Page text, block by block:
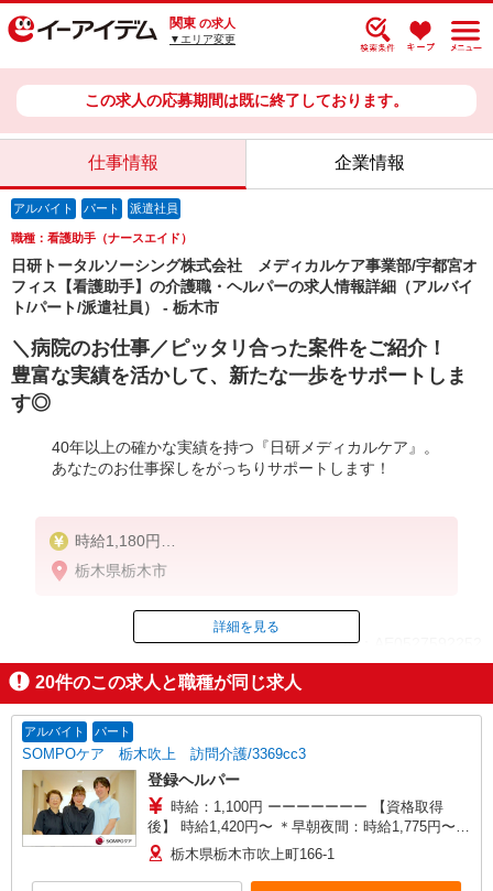
関東 の求人
▼エリア変更
この求人の応募期間は既に終了しております。
仕事情報 企業情報
アルバイト パート 派遣社員
職種：看護助手（ナースエイド）
日研トータルソーシング株式会社 メディカルケア事業部/宇都宮オ
フィス【看護助手】の介護職・ヘルパーの求人情報詳細（アルバイ
ト/パート/派遣社員） - 栃木市
＼病院のお仕事／ピッタリ合った案件をご紹介！
豊富な実績を活かして、新たな一歩をサポートしま
す◎
40年以上の確かな実績を持つ『日研メディカルケア』。
あなたのお仕事探しをがっちりサポートします！
時給1,180円
★週払いOK（規定あり）
栃木県栃木市
ID：AE0527592252
掲載期間終了
詳細を見る
20件のこの求人と職種が同じ求人
アルバイト パート
SOMPOケア 栃木吹上 訪問介護/3369cc3
登録ヘルパー
時給：1,100円 ーーーーーーー 【資格取得
後】 時給1,420円〜 ＊早朝夜間：時給1,775円〜
＊日曜祝日：時給1,720円〜 ーーーーーーー
栃木県栃木市吹上町166-1